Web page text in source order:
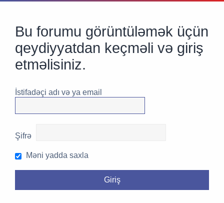
Bu forumu görüntüləmək üçün
qeydiyyatdan keçməli və giriş
etməlisiniz.
İstifadəçi adı və ya email
Şifrə
Məni yadda saxla